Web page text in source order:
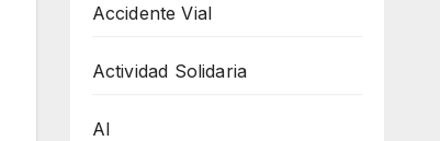
Accidente Vial
Actividad Solidaria
AI